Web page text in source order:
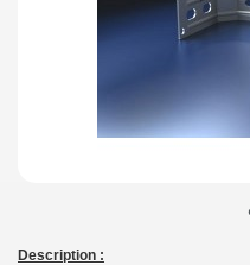
Description :